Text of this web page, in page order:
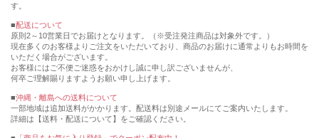
す。
■配送について
原則2～10営業日でお届けとなります。（※受注発注商品は対象外です。）
現在多くのお客様よりご注文をいただいており、商品のお届けに通常よりもお時間を
いただく場合がございます。
お客様にはご不便ご迷惑をおかけし誠に申し訳ございませんが、
何卒ご理解賜りますようお願い申し上げます。
■沖縄・離島への送料について
一部地域は追加送料がかかります。配送料は別途メールにてご案内いたします。
詳細は【送料・配送について】をご確認ください。